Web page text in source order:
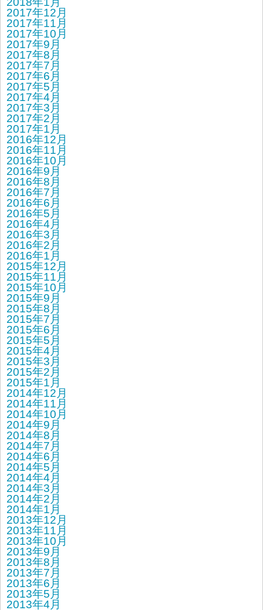
2017年12月
2017年11月
2017年10月
2017年9月
2017年8月
2017年7月
2017年6月
2017年5月
2017年4月
2017年3月
2017年2月
2017年1月
2016年12月
2016年11月
2016年10月
2016年9月
2016年8月
2016年7月
2016年6月
2016年5月
2016年4月
2016年3月
2016年2月
2016年1月
2015年12月
2015年11月
2015年10月
2015年9月
2015年8月
2015年7月
2015年6月
2015年5月
2015年4月
2015年3月
2015年2月
2015年1月
2014年12月
2014年11月
2014年10月
2014年9月
2014年8月
2014年7月
2014年6月
2014年5月
2014年4月
2014年3月
2014年2月
2014年1月
2013年12月
2013年11月
2013年10月
2013年9月
2013年8月
2013年7月
2013年6月
2013年5月
2013年4月